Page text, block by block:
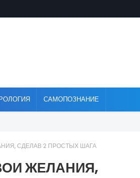
САМОПОЗНАНИЕ
СДЕЛАВ 2 ПРОСТЫХ ШАГА
ЖЕЛАНИЯ,